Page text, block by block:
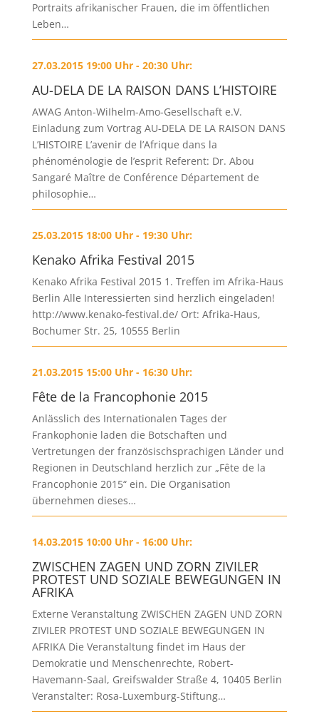
Portraits afrikanischer Frauen, die im öffentlichen
Leben…
27.03.2015 19:00 Uhr - 20:30 Uhr:
AU-DELA DE LA RAISON DANS L’HISTOIRE
AWAG Anton-WiIhelm-Amo-Gesellschaft e.V.
Einladung zum Vortrag AU-DELA DE LA RAISON DANS
L’HISTOIRE L’avenir de l’Afrique dans la
phénoménologie de l’esprit Referent: Dr. Abou
Sangaré Maître de Conférence Département de
philosophie…
25.03.2015 18:00 Uhr - 19:30 Uhr:
Kenako Afrika Festival 2015
Kenako Afrika Festival 2015 1. Treffen im Afrika-Haus
Berlin Alle Interessierten sind herzlich eingeladen!
http://www.kenako-festival.de/ Ort: Afrika-Haus,
Bochumer Str. 25, 10555 Berlin
21.03.2015 15:00 Uhr - 16:30 Uhr:
Fête de la Francophonie 2015
Anlässlich des Internationalen Tages der
Frankophonie laden die Botschaften und
Vertretungen der französischsprachigen Länder und
Regionen in Deutschland herzlich zur „Fête de la
Francophonie 2015“ ein. Die Organisation
übernehmen dieses…
14.03.2015 10:00 Uhr - 16:00 Uhr:
ZWISCHEN ZAGEN UND ZORN ZIVILER
PROTEST UND SOZIALE BEWEGUNGEN IN
AFRIKA
Externe Veranstaltung ZWISCHEN ZAGEN UND ZORN
ZIVILER PROTEST UND SOZIALE BEWEGUNGEN IN
AFRIKA Die Veranstaltung findet im Haus der
Demokratie und Menschenrechte, Robert-
Havemann-Saal, Greifswalder Straße 4, 10405 Berlin
Veranstalter: Rosa-Luxemburg-Stiftung…